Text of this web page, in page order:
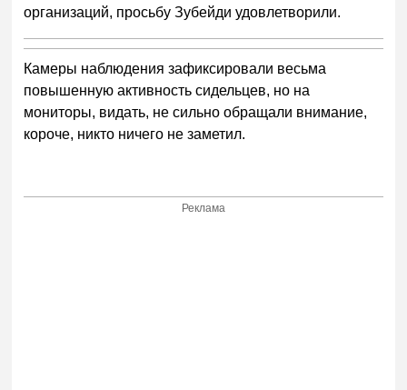
организаций, просьбу Зубейди удовлетворили.
Камеры наблюдения зафиксировали весьма
повышенную активность сидельцев, но на
мониторы, видать, не сильно обращали внимание,
короче, никто ничего не заметил.
Реклама